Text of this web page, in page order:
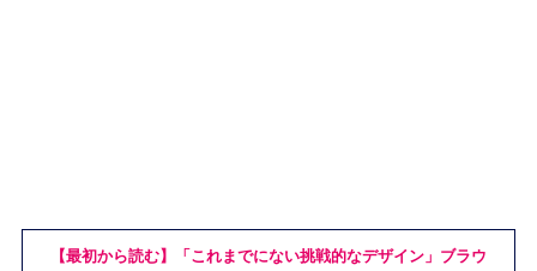
【最初から読む】「これまでにない挑戦的なデザイン」ブラウ